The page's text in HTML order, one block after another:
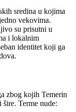
sredina u kojima
vekovima.
su prisutni u
i lokalnim
identitet koji ga
zbog kojih Temerin
Terme nude: